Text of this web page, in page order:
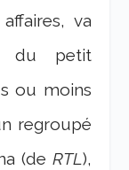
va
du petit
ou moins
regroupé
(de RTL),